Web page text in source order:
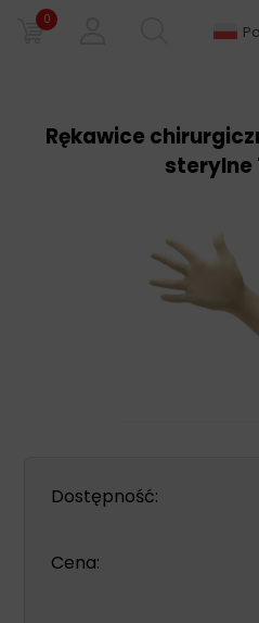
0
Rękawice
sterylne
Dostępność:
Cena: